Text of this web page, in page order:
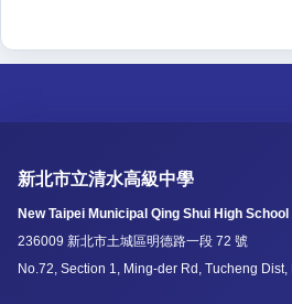
新北市立清水高級中學
New Taipei Municipal Qing Shui High School
236009 新北市土城區明德路一段 72 號
No.72, Section 1, Ming-der Rd, Tucheng